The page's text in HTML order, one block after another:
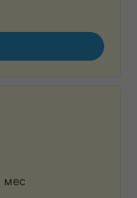
мес